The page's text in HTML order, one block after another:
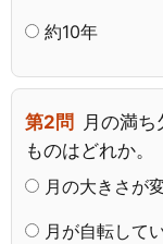
約10年
第2問
月の満
ものはどれか。
月の大きさが
月が自転して